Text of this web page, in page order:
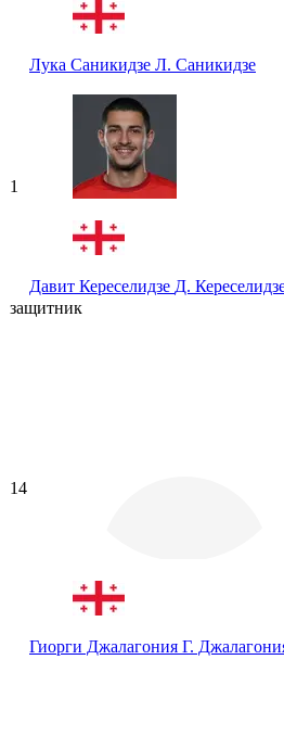
Лука Саникидзе Л. Саникидзе
1
Давит Кереселидзе Д.
защитник
14
Гиорги Джалагония Г.